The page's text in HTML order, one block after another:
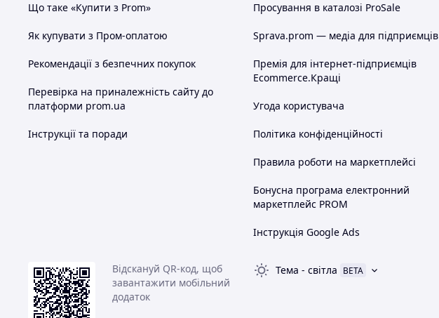
Що таке «Купити з Prom»
Як купувати з Пром-оплатою
Рекомендації з безпечних покупок
Перевірка на приналежність сайту до
платформи prom.ua
Інструкції та поради
Просування в каталозі ProSale
Sprava.prom — медіа для підприємців
Премія для інтернет-підприємців
Ecommerce.Кращі
Угода користувача
Політика конфіденційності
Правила роботи на маркетплейсі
Бонусна програма електронний
маркетплейс PROM
Інструкція Google Ads
Відскануй QR-код, щоб
завантажити мобільний
додаток
Тема - світла BETA